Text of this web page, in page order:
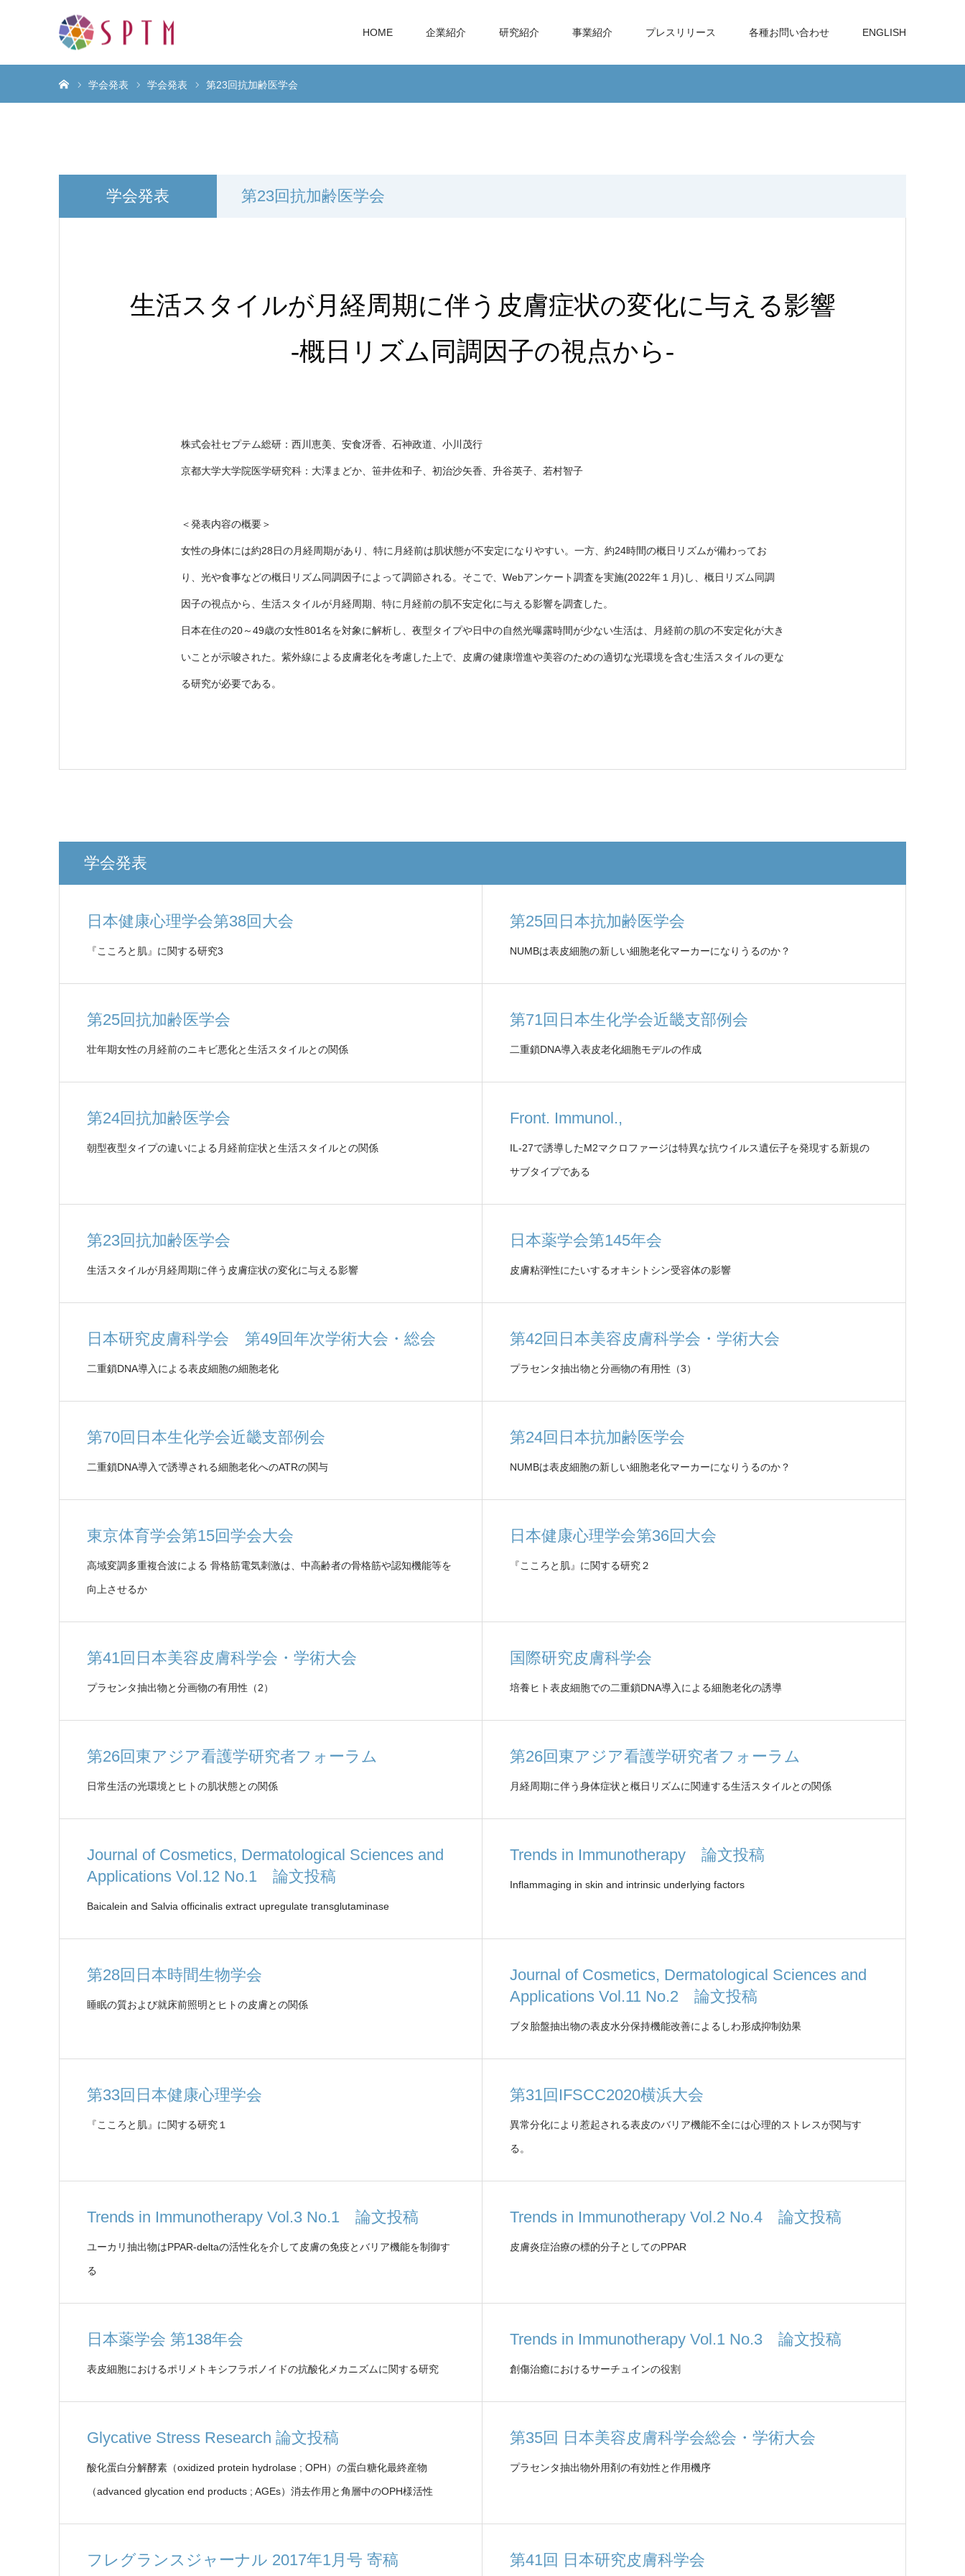
HOME 企業紹介 研究紹介 事業紹介 プレスリリース 各種お問い合わせ ENGLISH
学会発表 学会発表 第23回抗加齢医学会
学会発表 第23回抗加齢医学会
生活スタイルが月経周期に伴う皮膚症状の変化に与える影響
-概日リズム同調因子の視点から-
株式会社セプテム総研：西川恵美、安食冴香、石神政道、小川茂行
京都大学大学院医学研究科：大澤まどか、笹井佐和子、初治沙矢香、升谷英子、若村智子
＜発表内容の概要＞
女性の身体には約28日の月経周期があり、特に月経前は肌状態が不安定になりやすい。一方、約24時間の概日リズムが備わってお
り、光や食事などの概日リズム同調因子によって調節される。そこで、Webアンケート調査を実施(2022年１月)し、概日リズム同調
因子の視点から、生活スタイルが月経周期、特に月経前の肌不安定化に与える影響を調査した。
日本在住の20～49歳の女性801名を対象に解析し、夜型タイプや日中の自然光曝露時間が少ない生活は、月経前の肌の不安定化が大き
いことが示唆された。紫外線による皮膚老化を考慮した上で、皮膚の健康増進や美容のための適切な光環境を含む生活スタイルの更な
る研究が必要である。
学会発表
日本健康心理学会第38回大会
『こころと肌』に関する研究3
第25回日本抗加齢医学会
NUMBは表皮細胞の新しい細胞老化マーカーになりうるのか？
第25回抗加齢医学会
壮年期女性の月経前のニキビ悪化と生活スタイルとの関係
第71回日本生化学会近畿支部例会
二重鎖DNA導入表皮老化細胞モデルの作成
第24回抗加齢医学会
朝型夜型タイプの違いによる月経前症状と生活スタイルとの関係
Front. Immunol.,
IL-27で誘導したM2マクロファージは特異な抗ウイルス遺伝子を発現する新規の
サブタイプである
第23回抗加齢医学会
生活スタイルが月経周期に伴う皮膚症状の変化に与える影響
日本薬学会第145年会
皮膚粘弾性にたいするオキシトシン受容体の影響
日本研究皮膚科学会 第49回年次学術大会・総会
二重鎖DNA導入による表皮細胞の細胞老化
第42回日本美容皮膚科学会・学術大会
プラセンタ抽出物と分画物の有用性（3）
第70回日本生化学会近畿支部例会
二重鎖DNA導入で誘導される細胞老化へのATRの関与
第24回日本抗加齢医学会
NUMBは表皮細胞の新しい細胞老化マーカーになりうるのか？
東京体育学会第15回学会大会
高域変調多重複合波による 骨格筋電気刺激は、中高齢者の骨格筋や認知機能等を
向上させるか
日本健康心理学会第36回大会
『こころと肌』に関する研究２
第41回日本美容皮膚科学会・学術大会
プラセンタ抽出物と分画物の有用性（2）
国際研究皮膚科学会
培養ヒト表皮細胞での二重鎖DNA導入による細胞老化の誘導
第26回東アジア看護学研究者フォーラム
日常生活の光環境とヒトの肌状態との関係
第26回東アジア看護学研究者フォーラム
月経周期に伴う身体症状と概日リズムに関連する生活スタイルとの関係
Journal of Cosmetics, Dermatological Sciences and
Applications Vol.12 No.1 論文投稿
Baicalein and Salvia officinalis extract upregulate transglutaminase
Trends in Immunotherapy 論文投稿
Inflammaging in skin and intrinsic underlying factors
第28回日本時間生物学会
睡眠の質および就床前照明とヒトの皮膚との関係
Journal of Cosmetics, Dermatological Sciences and
Applications Vol.11 No.2 論文投稿
ブタ胎盤抽出物の表皮水分保持機能改善によるしわ形成抑制効果
第33回日本健康心理学会
『こころと肌』に関する研究１
第31回IFSCC2020横浜大会
異常分化により惹起される表皮のバリア機能不全には心理的ストレスが関与す
る。
Trends in Immunotherapy Vol.3 No.1 論文投稿
ユーカリ抽出物はPPAR-deltaの活性化を介して皮膚の免疫とバリア機能を制御す
る
Trends in Immunotherapy Vol.2 No.4 論文投稿
皮膚炎症治療の標的分子としてのPPAR
日本薬学会 第138年会
表皮細胞におけるポリメトキシフラボノイドの抗酸化メカニズムに関する研究
Trends in Immunotherapy Vol.1 No.3 論文投稿
創傷治癒におけるサーチュインの役割
Glycative Stress Research 論文投稿
酸化蛋白分解酵素（oxidized protein hydrolase ; OPH）の蛋白糖化最終産物
（advanced glycation end products ; AGEs）消去作用と角層中のOPH様活性
第35回 日本美容皮膚科学会総会・学術大会
プラセンタ抽出物外用剤の有効性と作用機序
フレグランスジャーナル 2017年1月号 寄稿 第41回 日本研究皮膚科学会